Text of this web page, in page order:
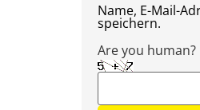
Name, E-Mail-
speichern.
Are you human?